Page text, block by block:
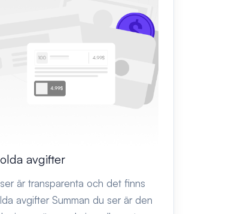
avgifter
är transparenta och det finns
avgifter Summan du ser är den